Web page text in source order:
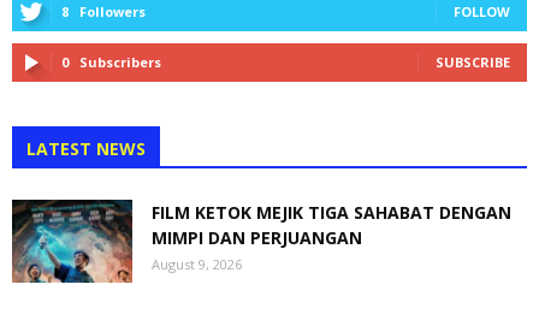
8 Followers FOLLOW
0 Subscribers SUBSCRIBE
LATEST NEWS
FILM KETOK MEJIK TIGA SAHABAT DENGAN
MIMPI DAN PERJUANGAN
August 9, 2026